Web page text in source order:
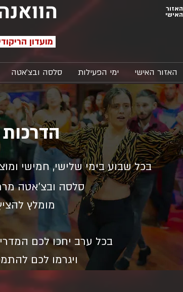
מועדון
האזור
האישי
האזור האישי ימי הפעילות סלסה ובצ'אטה
הדרכות ומסיבות במועדון
בכל שבוע בימי שלישי, חמישי
סלסה ובצ'אטה
מומלץ
בכל ערב יחכו לכם
ויגרמו לכם